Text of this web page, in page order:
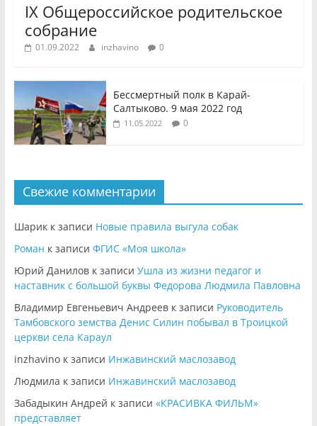
IX Общероссийское родительское
собрание
01.09.2022 inzhavino 0
Бессмертный полк в Карай-
Салтыково. 9 мая 2022 год
11.05.2022 0
Свежие комментарии
Шарикк записи Новые правила выгула собак
Роман к записи ФГИС «Моя школа»
Юрий Даниловк записи Ушла из жизни педагог и
наставник с большой буквы Федорова Людмила Павловна
Владимир Евгеньевич Андреевк записи Руководитель
Тамбовского земства Денис Силин побывал в Троицкой
церкви села Караул
inzhavinoк записи Инжавинский маслозавод
Людмила к записи Инжавинский маслозавод
Забадыкин Андрей к записи «КРАСИВКА ФИЛЬМ»
представляет